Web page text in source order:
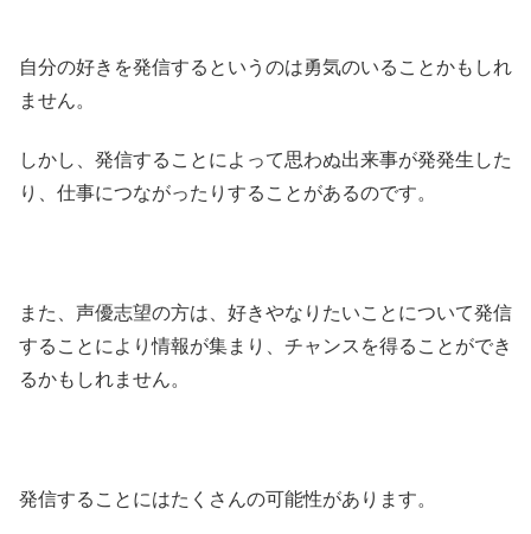
自分の好きを発信するというのは勇気のいることかもしれ
ません。
しかし、発信することによって思わぬ出来事が発発生した
り、仕事につながったりすることがあるのです。
また、声優志望の方は、好きやなりたいことについて発信
することにより情報が集まり、チャンスを得ることができ
るかもしれません。
発信することにはたくさんの可能性があります。